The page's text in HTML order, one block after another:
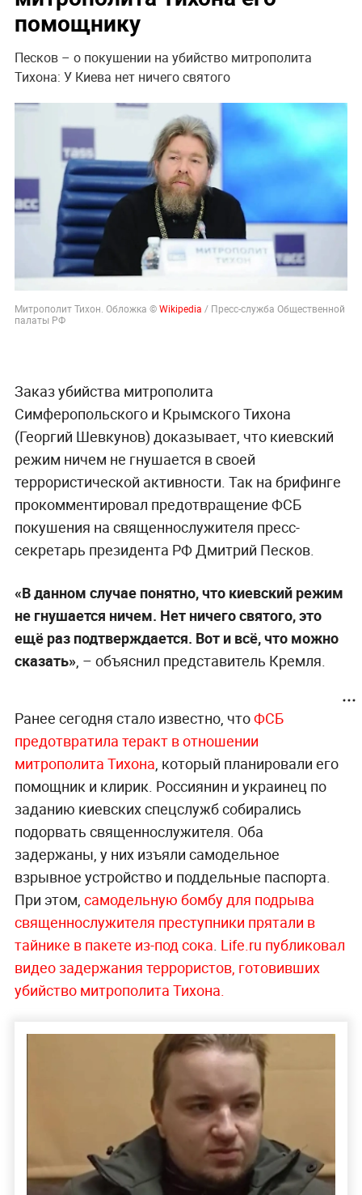
помощнику
Песков – о покушении на убийство митрополита
Тихона: У Киева нет ничего святого
Митрополит Тихон. Обложка ©Wikipedia / Пресс-служба Общественной
палаты РФ
Заказ убийства митрополита
Симферопольского и КрымскогоТихона
(Георгий Шевкунов) доказывает, что киевский
режим ничем не гнушается в своей
террористической активности. Так на брифинге
прокомментировал предотвращение ФСБ
покушения на священнослужителя пресс-
секретарь президента РФ Дмитрий Песков.
«В данном случае понятно, что киевский режим
не гнушается ничем. Нет ничего святого, это
ещё раз подтверждается. Вот и всё, что можно
сказать», – объяснил представитель Кремля.
Ранее сегодня стало известно, чтоФСБ
предотвратила теракт в отношении
митрополита Тихона, который планировали его
помощник и клирик. Россиянин и украинец по
заданию киевских спецслужб собирались
подорвать священнослужителя. Оба
задержаны, у них изъяли самодельное
взрывное устройство и поддельные паспорта.
При этом, самодельную бомбу для подрыва
священнослужителя преступники прятали в
тайнике в пакете из-под сока. Life.ru публиковал
видео задержания террористов, готовивших
убийство митрополита Тихона.